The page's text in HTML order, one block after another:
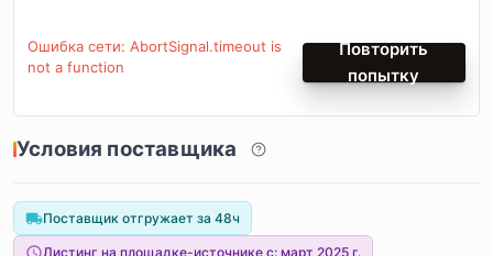
Ошибка сети: AbortSignal.timeout is
not a function
Повторить
попытку
Условия поставщика
Поставщик отгружает за 48ч
Листинг на площадке-источнике с: март 2025 г.